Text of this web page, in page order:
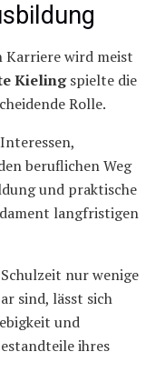
Karriere wird meist
Kielingspielte die
Rolle.
beruflichen Weg
und praktische
langfristigen
nur wenige
sind, lässt sich
und
ihres